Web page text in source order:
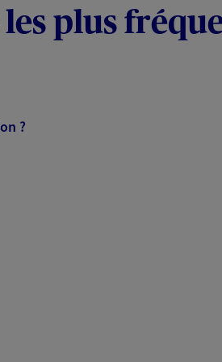
plus
?